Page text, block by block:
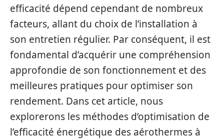
efficacité dépend cependant de nombreux
facteurs, allant du choix de l’installation à
son entretien régulier. Par conséquent, il est
fondamental d’acquérir une compréhension
approfondie de son fonctionnement et des
meilleures pratiques pour optimiser son
rendement. Dans cet article, nous
explorerons les méthodes d’optimisation de
l’efficacité énergétique des aérothermes à